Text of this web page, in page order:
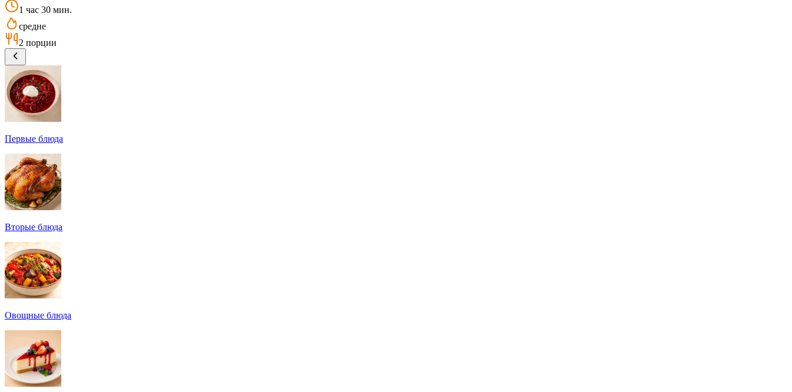
1 час 30 мин.
средне
2 порции
Первые блюда
Вторые блюда
Овощные блюда